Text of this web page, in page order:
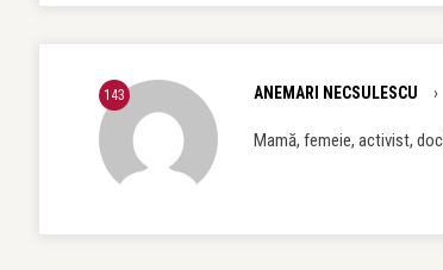
143 ANEMARI NECSULESCU ›
Mamă, femeie, activist,